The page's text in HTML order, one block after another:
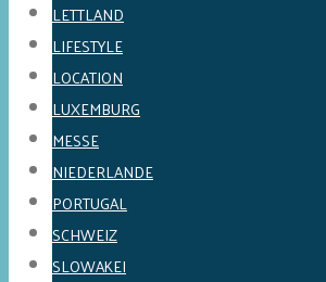
LETTLAND
LIFESTYLE
LOCATION
LUXEMBURG
MESSE
NIEDERLANDE
PORTUGAL
SCHWEIZ
SLOWAKEI